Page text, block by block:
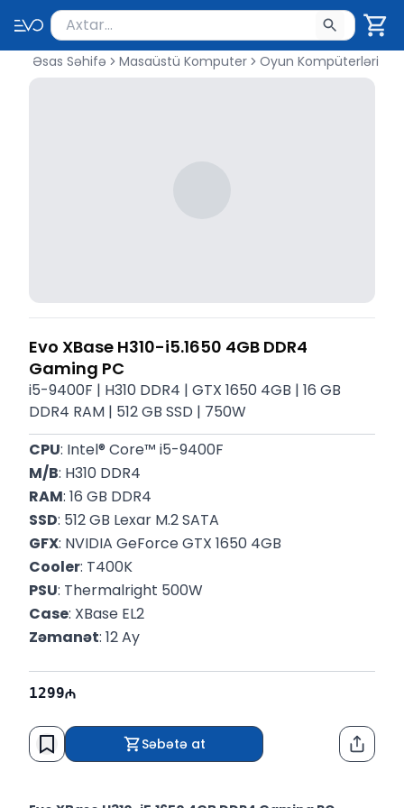
Məhsul axtar
Axtarış üçün ən azı 2 simvol yazın. Göndərmək
Əsas Səhifə Masaüstü Komputer Oyun Kompüterləri
Evo XBase H310-i5.1650 4GB DDR4
Gaming PC
i5-9400F | H310 DDR4 | GTX 1650 4GB | 16 GB
DDR4 RAM | 512 GB SSD | 750W
CPU: Intel® Core™ i5-9400F
M/B: H310 DDR4
RAM: 16 GB DDR4
SSD: 512 GB Lexar M.2 SATA
GFX: NVIDIA GeForce GTX 1650 4GB
Cooler: T400K
PSU: Thermalright 500W
Case: XBase EL2
Zəmanət: 12 Ay
1299
Səbətə at